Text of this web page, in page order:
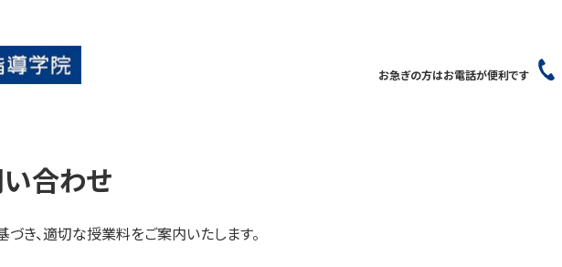
お急ぎの方はお電話が便利です
合わせ
き、適切な授業料をご案内いたします。